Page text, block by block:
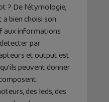
? De l’étymologie,
bien choisi son
aux informations
par
et output est
peuvent donner
des leds, des